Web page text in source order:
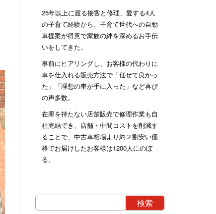
25年以上に渡る接客と修理、愛する4人
の子育て経験から、子育て世代への自動
車提案が得意で家族の絆を深めるお手伝
いをしてきた。
事前にヒアリングし、お客様の代わりに
車を仕入れる販売方法で「任せて良かっ
た」「理想の車が手に入った」など喜び
の声多数。
在庫を持たない店舗販売で修理作業も自
社完結でき、店舗・中間コストを削減す
ることで、中古車相場より約２割安い価
格でお届けしたお客様は1200人にのぼ
る。